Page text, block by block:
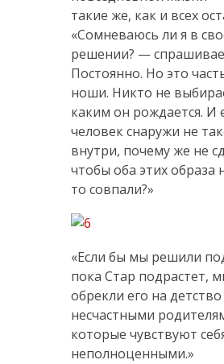
такие же, как и всех
«Сомневаюсь ли я в
решении? —
Постоянно. Но это
ноши. Никто не
каким он рождается. И
человек снаружи не
внутри, почему же не
чтобы оба этих образа
то совпали?»
«Если бы мы решили
пока Стар подрастет,
обрекли его на детство
несчастными
которые чувствуют
неполноценными.»